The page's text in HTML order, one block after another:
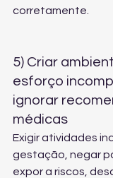
corretamente.
5) Criar
esforço
ignorar
médicas
Exigir atividades
gestação, negar
expor a riscos,